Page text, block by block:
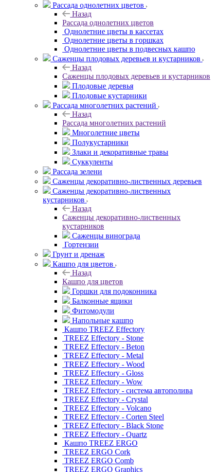
Рассада однолетних цветов
Назад
Рассада однолетних цветов
Однолетние цветы в кассетах
Однолетние цветы в горшках
Однолетние цветы в подвесных кашпо
Саженцы плодовых деревьев и кустарников
Назад
Саженцы плодовых деревьев и кустарников
Плодовые деревья
Плодовые кустарники
Рассада многолетних растений
Назад
Рассада многолетних растений
Многолетние цветы
Полукустарники
Злаки и декоративные травы
Суккуленты
Рассада зелени
Саженцы декоративно-лиственных деревьев
Саженцы декоративно-лиственных
кустарников
Назад
Саженцы декоративно-лиственных
кустарников
Саженцы винограда
Гортензии
Грунт и дренаж
Кашпо для цветов
Назад
Кашпо для цветов
Горшки для подоконника
Балконные ящики
Фитомодули
Напольные кашпо
Кашпо TREEZ Effectory
TREEZ Effectory - Stone
TREEZ Effectory - Beton
TREEZ Effectory - Metal
TREEZ Effectory - Wood
TREEZ Effectory - Gloss
TREEZ Effectory - Wow
TREEZ Effectory - система автополива
TREEZ Effectory - Crystal
TREEZ Effectory - Volcano
TREEZ Effectory - Corten Steel
TREEZ Effectory - Black Stone
TREEZ Effectory - Quartz
Кашпо TREEZ ERGO
TREEZ ERGO Cork
TREEZ ERGO Comb
TREEZ ERGO Graphics